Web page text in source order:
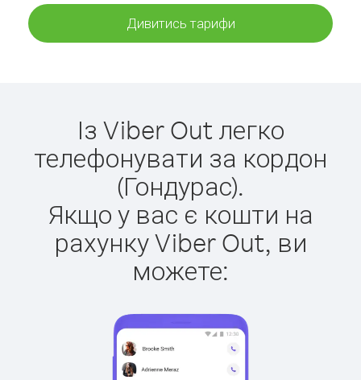
Дивитись тарифи
Із Viber Out легко
телефонувати за кордон
(Гондурас).
Якщо у вас є кошти на
рахунку Viber Out, ви
можете: